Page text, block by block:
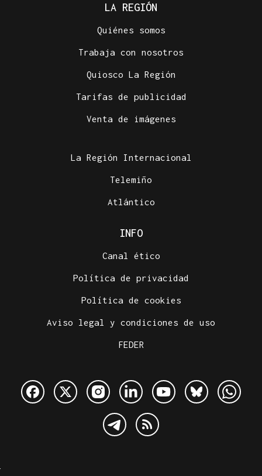
LA REGIÓN
Quiénes somos
Trabaja con nosotros
Quiosco La Región
Tarifas de publicidad
Venta de imágenes
La Región Internacional
Telemiño
Atlántico
INFO
Canal ético
Política de privacidad
Política de cookies
Aviso legal y condiciones de uso
FEDER